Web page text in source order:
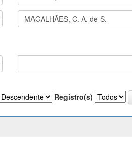
Registro(s)